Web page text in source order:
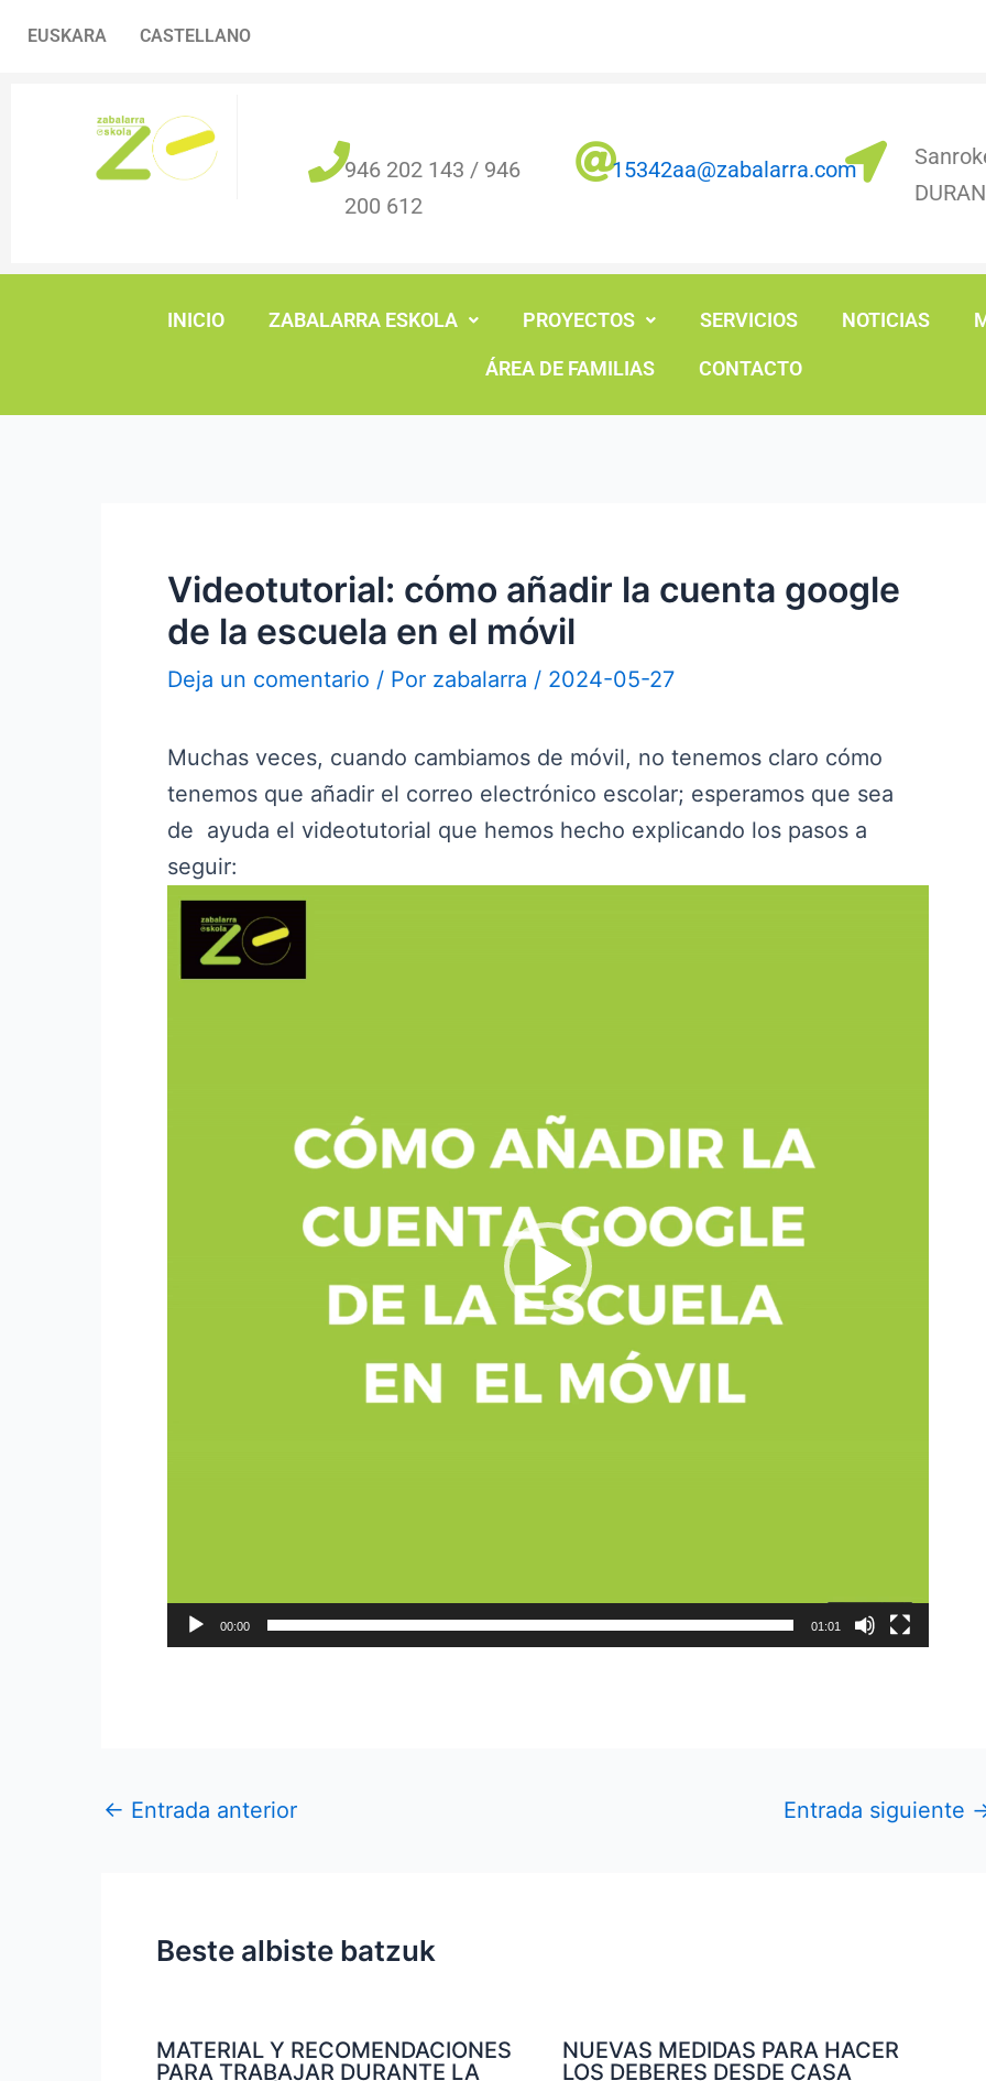
EUSKARA CASTELLANO
946 202 143 / 946
200 612
15342aa@zabalarra.com
INICIO ZABALARRA ESKOLA PROYECTOS SERVICIOS NOTICIAS
ÁREA DE FAMILIAS CONTACTO
Videotutorial: cómo añadir la cuenta google
de la escuela en el móvil
Deja un comentario / Por zabalarra / 2024-05-27
Muchas veces, cuando cambiamos de móvil, no tenemos claro cómo
tenemos que añadir el correo electrónico escolar; esperamos que sea
de ayuda el videotutorial que hemos hecho explicando los pasos a
seguir:
Reproductor
vídeo
00:00 01:01
← Entrada anterior Entrada siguiente
Beste albiste batzuk
MATERIAL Y RECOMENDACIONES
PARA TRABAJAR DURANTE LA
NUEVAS MEDIDAS PARA HACER
LOS DEBERES DESDE CASA